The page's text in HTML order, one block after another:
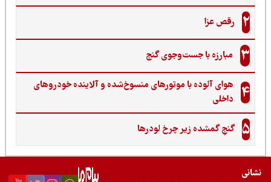
رقص عزا
مبارزه با جست‌وجوی گنج‌
هوای آلوده با موتورهای منسوخ‌شده و آلاینده خودروهای
داخلی
گنجِ گمشده زیر چرخ لودرها